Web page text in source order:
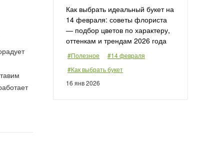
Как выбрать идеальный букет на
14 февраля: советы флориста
— подбор цветов по характеру,
оттенкам и трендам 2026 года
#Полезное
#14 февраля
#Как выбрать букет
16 янв 2026